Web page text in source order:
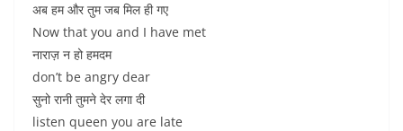
अब हम और तुम जब मिल ही गए
Now that you and I have met
नाराज़ न हो हमदम
don’t be angry dear
सुनो रानी तुमने देर लगा दी
listen queen you are late